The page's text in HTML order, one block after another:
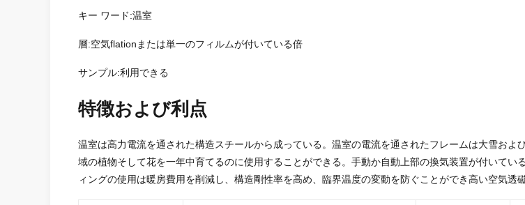
キー ワード:温室
層:空気flationまたは単一のフィルムが付いている倍
サンプル:利用できる
特徴および利点
温室は高力電流を通された構造スチールから成っている。温室の電流を通されたフレームは大雪お
域の植物そして花を一年中育てるのに使用することができる。手動か自動上部の換気装置が付いて
ィングの使用は暖房費用を削減し、構造剛性率を高め、臨界温度の変動を防ぐことができ高い空気透